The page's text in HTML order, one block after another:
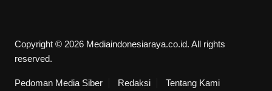
e
b
o
gr
m
o
T
b
Copyright © 2026 Mediaindonesiaraya.co.id. All rights
reserved.
Pedoman Media Siber Redaksi Tentang Kami